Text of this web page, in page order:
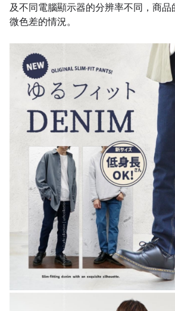
及不同電腦顯示器的分辨率不同，商
微色差的情況。